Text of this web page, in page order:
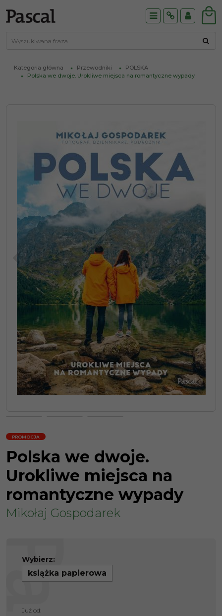
MenuInfoPanel
Kategoria główna Przewodniki
POLSKA
Polska we dwoje. Urokliwe miejsca na romantyczne wypady
<
PROMOCJA
Polska we dwoje.
Urokliwe miejsca na
romantyczne wypady
Mikołaj Gospodarek
Wybierz:
książka papierowa
Już od: